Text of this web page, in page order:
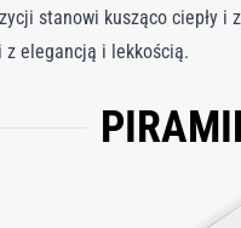
stanowi kusząco ciepły
elegancją i lekkością.